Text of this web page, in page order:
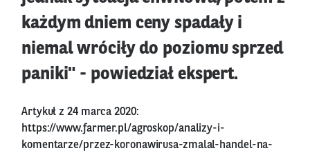
każdym dniem ceny spadały i
niemal wróciły do poziomu sprzed
paniki" - powiedział ekspert.
Artykuł z 24 marca 2020:
https://www.farmer.pl/agroskop/analizy-i-
komentarze/przez-koronawirusa-zmalal-handel-na-